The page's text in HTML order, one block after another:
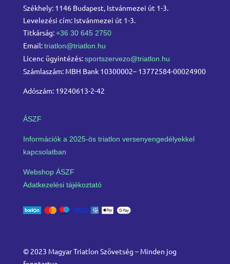
Székhely: 1146 Budapest, Istvánmezei út 1-3.
Levelezési cím: Istvánmezei út 1-3.
Titkárság:+36 30 645 2750
Email:triatlon@triatlon.hu
Licenc ügyintézés:sportszervezo@triatlon.hu
Számlaszám: MBH Bank 10300002– 13772584-00024900
Adószám: 19240613-2-42
ÁSZF
Információk a 2025-ös triatlon versenyengedélyekkel
kapcsolatban
Webshop ÁSZF
Adatkezelési tájékoztató
© 2023 Magyar Triatlon Szövetség – Minden jog